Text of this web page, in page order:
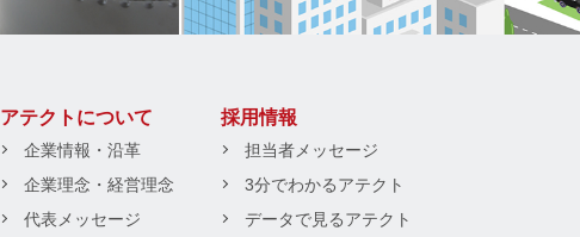
アテクトについて
企業情報・沿革
企業理念・経営理念
代表メッセージ
採用情報
担当者メッセージ
3分でわかるアテクト
データで見るアテクト